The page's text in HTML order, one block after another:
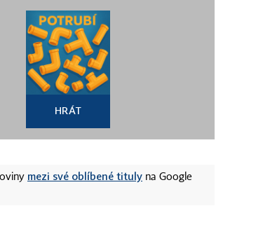
HRÁT
mezi své oblíbené tituly na Google